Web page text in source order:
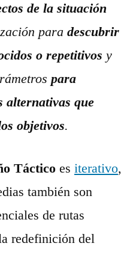
de la situación
para descubrir
o repetitivos y
para
alternativas que
objetivos.
Táctico es iterativo,
también son
de rutas
redefinición del